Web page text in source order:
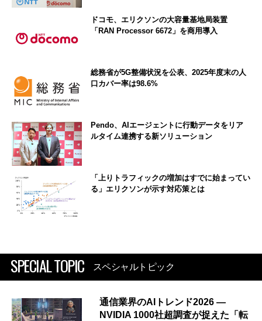
ドコモ、エリクソンの大容量基地局装置
「RAN Processor 6672」を商用導入
総務省が5G整備状況を公表、2025年度末の人
口カバー率は98.6%
Pendo、AIエージェントに行動データをリア
ルタイム連携する新ソリューション
「上りトラフィックの増加はすでに始まってい
る」エリクソンが示す対応策とは
SPECIAL TOPIC スペシャルトピック
通信業界のAIトレンド2026 ―
NVIDIA 1000社超調査が捉えた「転